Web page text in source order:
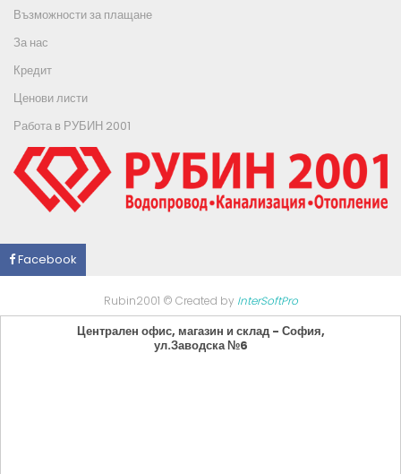
Възможности за плащане
За нас
Кредит
Ценови листи
Работа в РУБИН 2001
Facebook
Rubin2001 © Created by InterSoftPro
Централен офис, магазин и склад - София,
ул.Заводска №6